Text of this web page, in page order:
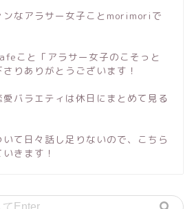
ンなアラサー女子ことmorimoriで
こと「アラサー女子のこそっと
りありがとうございます！
バラエティは休日にまとめて見る
て日々話し足りないので、こちら
きます！